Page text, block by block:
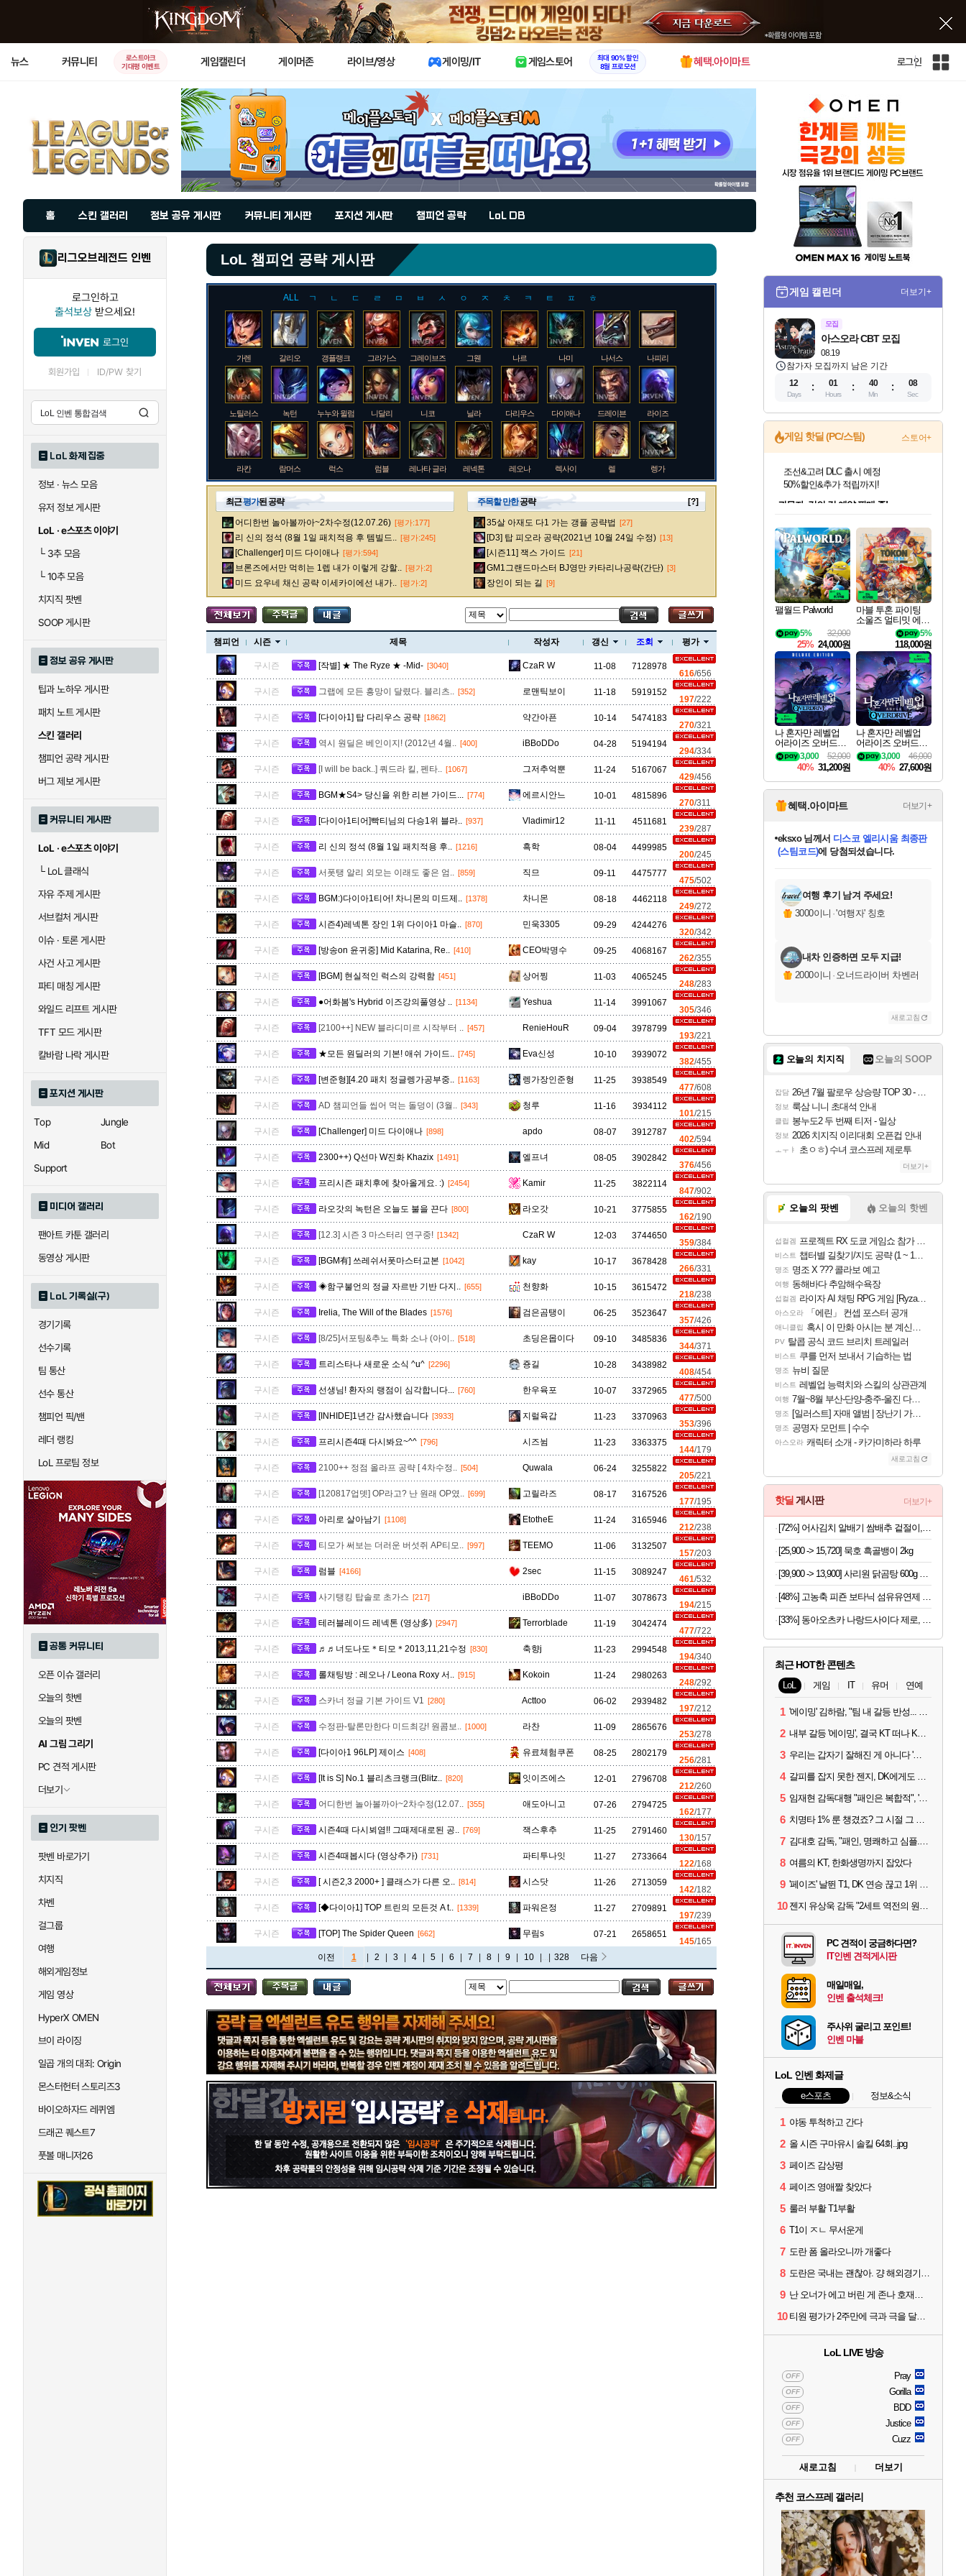
X
뉴스 커뮤니티
로스트아크
기대평 이벤트
게임캘린더 게이머존 라이브/영상 게이밍/IT 게임스토어
최대 90% 할인
8월 프로모션
혜택.아이마트 로그인
인
홈 스킨 갤러리 정보 공유 게시판 커뮤니티 게시판 포지션 게시판 챔피언 공략 LoL DB
리그오브레전드 인벤
로그인하고
출석보상 받으세요!
로그인
회원가입 ID/PW 찾기
LoL 화제 집중
정보 · 뉴스 모음
유저 정보 게시판
LoL · e스포츠 이야기
└3추 모음
└10추 모음
치지직 팟벤
SOOP 게시판
정보 공유 게시판
팁과 노하우 게시판
패치 노트 게시판
스킨 갤러리
챔피언 공략 게시판
버그 제보 게시판
커뮤니티 게시판
LoL · e스포츠 이야기
└LoL 클래식
자유 주제 게시판
서브컬처 게시판
이슈 · 토론 게시판
사건 사고 게시판
파티 매칭 게시판
와일드 리프트 게시판
TFT 모드 게시판
칼바람 나락 게시판
포지션 게시판
Top
Jungle
Mid
Bot
Support
미디어 갤러리
팬아트 카툰 갤러리
동영상 게시판
LoL 기록실(구)
경기기록
선수기록
팀 통산
선수 통산
챔피언 픽/밴
레더 랭킹
LoL 프로팀 정보
공통 커뮤니티
오픈 이슈 갤러리
오늘의 핫벤
오늘의 팟벤
AI 그림 그리기
PC 견적 게시판
더보기
인기 팟벤
팟벤 바로가기
치지직
차벤
걸그룹
여행
해외게임정보
게임 영상
HyperX OMEN
브이 라이징
일곱 개의 대죄: Origin
몬스터헌터 스토리즈3
바이오하자드 레퀴엠
드래곤 퀘스트7
풋볼 매니저26
LoL 챔피언 공략 게시판
ALL ㄱ ㄴ ㄷ ㄹ ㅁ ㅂ ㅅ ㅇ ㅈ ㅊ ㅋ ㅌ ㅍ ㅎ
가렌 갈리오 갱플랭크 그라가스 그레이브즈 그웬 나르 나미 나서스 나피리
노틸러스 녹턴 누누와 윌럼프 니달리 니코 닐라 다리우스 다이애나 드레이븐 라이즈
라칸 람머스 럭스 럼블 레나타 글라스크 레넥톤 레오나 렉사이 렐 렝가
로크 루시안 룰루 르블랑 리 신 리븐 리산드라 릴리아 마스터 이
말자하 말파이트 멜 모데카이저 모르가나 문도 박사 미스 포츈
바이 베이가 베인 벡스 벨베스 벨코즈 볼리베어 브라움 브라이어 브랜드
블라디미르 블리츠크랭크 비에고 빅토르 뽀삐 사미라 사이온 사일러스 샤코 세나
세라핀 세주아니 세트 소나 소라카 쉔 쉬바나 스몰더 스웨인 스카너
시비르 신 짜오 신드라 신지드 쓰레쉬 아리 아무무 아우렐리온 솔 아이번 아지르
아칼리
에코 엘리스 오공 오로라 오른 오리아나 올라프 요네 요릭 우디르
우르곳 워윅 유나라 유미 이렐리아 이블린 이즈리얼 일라오이 자르반 4세 자야
자이라 자크
진 질리언 징크스 초가스 카르마 카밀 카사딘 카서스 카시오페아
카이사 카직스 카타리나 칼리스타 케넨 케인 코그모 코르키
크산테 클레드 키아나 킨드레드 타릭 탈론 탐 켄치 트런들
트리스타나
하이머딩거 헤카림 흐웨이
최근평가된 공략
어디한번 놀아볼까아~2차수정(12.07.26) [평가:177]
리 신의 정석 (8월 1일 패치적용 후 템빌드.. [평가:245]
[Challenger] 미드 다이애나 [평가:594]
브론즈에서만 먹히는 1렙 내가 이렇게 강할.. [평가:2]
미드 요우네 채신 공략 이세카이에선 내가.. [평가:2]
주목할 만한공략 [?]
35살 아재도 다1 가는 갱플 공략법 [27]
[D3] 탑 피오라 공략(2021년 10월 24일 수정) [13]
[시즌11] 잭스 가이드 [21]
GM1그랜드마스터 BJ영만 카타리나공략(간단) [3]
장인이 되는 길 [9]
챔피언 시즌 제목 작성자 갱신 조회 평가
구시즌 [작별] ★ The Ryze ★ -Mid- [3040] CzaR W 11-08 7128978
616/656
구시즌
그랩에 모든 흥망이 달렸다. 블리츠.. [352] 로맨틱보이 11-18 5919152
197/222
구시즌
[다이아1] 탑 다리우스 공략 [1862] 약간아픈 10-14 5474183
270/321
구시즌
역시 원딜은 베인이지! (2012년 4월.. [400] iBBoDDo 04-28 5194194
294/334
구시즌
[I will be back..] 쿼드라 킬, 펜타.. [1067] 그저추억뿐 11-24 5167067
429/456
구시즌
BGM★S4> 당신을 위한 리븐 가이드... [774] 에르시안느 10-01 4815896
270/311
구시즌
[다이아1티어]빡티님의 다승1위 블라.. [937] Vladimir12 11-11 4511681
239/287
구시즌
리 신의 정석 (8월 1일 패치적용 후.. [1216] 흑학 08-04 4499985
200/245
구시즌
서폿탱 알리 외모는 이래도 좋은 엄.. [859] 직므 09-11 4475777
475/502
구시즌
BGM:)다이아1티어! 차니몬의 미드제.. [1378] 차니몬 08-18 4462118
249/272
구시즌
시즌4)레넥톤 장인 1위 다이아1 마슬.. [870] 민욱3305 09-29 4244276
320/342
구시즌
[방송on 윤귀중] Mid Katarina, Re.. [410] CEO박명수 09-25 4068167
262/355
구시즌
[BGM] 현실적인 럭스의 강력함 [451] 상어찡 11-03 4065245
248/283
구시즌
●어화봄's Hybrid 이즈강의풀영상 .. [1134] Yeshua 11-14 3991067
305/346
구시즌
[2100++] NEW 블라디미르 시작부터 .. [457] RenieHouR 09-04 3978799
193/221
구시즌
★모든 원딜러의 기본! 애쉬 가이드.. [745] Eva신성 10-10 3939072
382/455
구시즌
[변준형][4.20 패치 정글렝가공부중.. [1163] 렝가장인준형 11-25 3938549
477/608
구시즌
AD 챔피언들 씹어 먹는 돌덩이 (3월.. [343] 청루 11-16 3934112
101/215
구시즌
[Challenger] 미드 다이애나 [898] apdo 08-07 3912787
402/594
구시즌
2300++) Q선마 W진화 Khazix [1491] 엘프녀 08-05 3902842
376/456
구시즌
프리시즌 패치후에 찾아올게요. :) [2454] Kamir 11-25 3822114
847/902
구시즌
라오갓의 녹턴은 오늘도 불을 끈다 [800] 라오갓 10-21 3775855
162/190
구시즌
[12.3] 시즌 3 마스터리 연구중! [1342] CzaR W 12-03 3744650
359/384
구시즌
[BGM有] 쓰레쉬서폿마스터교본 [1042] kay 10-17 3678428
266/331
구시즌
◈함구불언의 정글 자르반 기반 다지.. [655] 천향화 10-15 3615472
218/238
구시즌
Irelia, The Will of the Blades [1576] 검은곰탱이 06-25 3523647
357/426
구시즌
[8/25]서포팅&추노 특화 소나 (아이.. [518] 초딩은몹이다 09-10 3485836
344/371
구시즌
트리스타나 새로운 소식 ^u^ [2296] 죵길 10-28 3438982
408/454
구시즌
선생님! 환자의 랭점이 심각합니다... [760] 한우육포 10-07 3372965
477/500
구시즌
[INHIDE]1년간 감사했습니다 [3933] 지럴육갑 11-23 3370963
353/396
구시즌
프리시즌4때 다시봐요~^^ [796] 시즈뉨 11-23 3363375
144/179
구시즌
2100++ 정점 올라프 공략 [ 4차수정.. [504] Quwala 06-24 3255822
205/221
구시즌
[120817업뎃] OP라고? 난 원래 OP였.. [699] 고릴라즈 08-17 3167526
177/195
구시즌
아리로 살아남기 [1108] EtotheE 11-24 3165946
212/238
구시즌
티모가 써보는 더러운 버섯쥐 AP티모.. [997] TEEMO 11-06 3132507
157/203
구시즌
럼블 [4166] 2sec 11-15 3089247
461/532
구시즌
사기탱킹 탑솔로 초가스 [217] iBBoDDo 11-07 3078673
194/215
구시즌
테러블레이드 레넥톤 (영상多) [2947] Terrorblade 11-19 3042474
477/722
구시즌
♬♬너도나도＊티모＊2013,11,21수정 [830] 축향j 11-23 2994548
194/340
구시즌
롤채팅방 : 레오나 / Leona Roxy 서.. [915] Kokoin 11-24 2980263
248/292
구시즌
스카너 정글 기본 가이드 V1 [280] Acttoo 06-02 2939482
197/212
구시즌
수정판-탈론만한다 미드최강! 원콤보.. [1000] 라찬 11-09 2865676
253/278
구시즌
[다이아1 96LP] 제이스 [408] 유료체험쿠폰 08-25 2802179
256/281
구시즌
[It is S] No.1 블리츠크랭크(Blitz.. [820] 잇이즈에스 12-01 2796708
212/260
구시즌
어디한번 놀아볼까아~2차수정(12.07.. [355] 애도아니고 07-26 2794725
162/177
구시즌
시즌4때 다시뵈염!! 그때제대로된 공.. [769] 잭스후추 11-25 2791460
130/157
구시즌
시즌4때봅시다 (영상추가) [731] 파티투나잇 11-27 2733664
122/168
구시즌
[ 시즌2,3 2000+ ] 클래스가 다른 오.. [814] 시스닷 11-26 2713059
142/182
구시즌
[◆다이아1] TOP 트린의 모든것 A t.. [1339] 파워은정 11-27 2709891
197/239
구시즌
[TOP] The Spider Queen [662] 무림s 07-21 2658651
145/165
이전
1 2 3 4 5 6 7 8 9 10 ... 328 다음
게임 캘린더 더보기+
모집
08.19
아스오라 CBT 모집
참가자 모집까지 남은 기간
12
Days
01
Hours
40
Min
07
Sec
게임 핫딜 (PC/스팀) 스토어+
최대 90% 할인가를 만나보세요!
네이버혜택과 함께 만나보세요!
50%할인&추가 적립까지!
귀무자: 검의 길 예약 판매 중!
10% 할인과
네이버 혜택가와 함께 예약하세요!
할인&네이버혜택으로 만나보세요!
네이버페이 혜택과 만나보세요!
40주년 프로모션으로 만나보세요!
네이버 포인트 혜택까지!
할인가에 만나보세요!
일부 에디션 상시 할인!
혜택으로 예약 판매 중
편안하게 충전하세요
팰월드 Palworld
32,000
5%
25% 24,000원
마블 투혼 파이팅
소울즈 얼티밋 에디
션 예약구매 MARV
EL Tokon Fighting S
ouls Ultimate Edition
Pre-Purchase
5%
118,000원
나 혼자만 레벨업
어라이즈 오버드라
이브 디럭스 에디션
Solo Leveling Arise
Overdrive Deluxe Edi
tion
52,000
3,000
40% 31,200원
나 혼자만 레벨업
어라이즈 오버드라
이브 Solo Leveling A
rise
46,000
3,000
40% 27,600원
혜택.아이마트 더보기+
당첨되셨습니다.
당첨되셨습니다.
eksxo님께서 디스코 엘리시움 최종판
(스팀코드)에 당첨되셨습니다.
당첨되셨습니다.
당첨되셨습니다.
에디션 (스팀코드) 를 교환.
당첨되셨습니다.
당첨되셨습니다.
당첨되셨습니다.
당첨되셨습니다.
여행 후기 남겨 주세요!
3000이니 ·'여행자' 칭호
내차 인증하면 모두 지급!
2000이니 · 오너드라이버 차벤러
새로고침
오늘의 치지직 오늘의 SOOP
잡담 26년 7월 팔로우 상승량 TOP 30 - 월간 치지직
정보 룩삼 니니 초대석 안내
클립 봉누도2 두 번째 티저 - 일상
정보 2026 치지직 이리대회 오픈컵 안내
ㅗㅜㅑ 초ㅇㅎ) 수녀 코스프레 제로투
더보기+
오늘의 팟벤 오늘의 핫벤
섭컬겜 프로젝트 RX 도쿄 게임쇼 참가 결정
비스트 챕터별 길찾기/지도 공략 (1 ~ 12장)
명조 명조 X ??? 콜라보 예고
여행 동해바다 추암해수욕장
섭컬겜 라이자 AI 채팅 RPG 게임 [RyzaChat: AI] 공개
아스오라 「에린」 컨셉 포스터 공개
애니클립 혹시 이 만화 아시는 분 계신가요
PV 탈콥 공식 코드 브리치 트레일러
비스트 쿠를 먼저 보내서 기습하는 법
명조 뉴비 질문
비스트 레벨업 능력치와 스킬의 상관관계
여행 7월~8월 부산-단양-충주-울진 다녀왔어요~
명조 [일러스트] 자매 앨범 | 장난기 가득한 오후의 공원 (리메이크판)
명조 공명자 모먼트 | 수수
아스오라 캐릭터 소개 - 카가미하라 하루
새로고침
핫딜 게시판 더보기+
[25,900 -> 15,720] 묵호 흑골뱅이 2kg
[33%] 동아오츠카 나랑드사이다 제로, 오리지널, 345ml, 24개
최근 HOT한 콘텐츠
LoL 게임 IT 유머 연예
1 '에이밍' 김하람, "팀 내 갈등 반성... 끝까지 뛰고 싶었다"
2 내부 갈등 '에이밍', 결국 KT 떠나 KRX로...'지우'와 트레이드
3 우리는 갑자기 잘해진 게 아니다 '씨맥' 김대호 감독의 자신감
4 갈피를 잡지 못한 젠지, DK에게도 0:2 패배
5 임재현 감독대행 "패인은 복합적", '도란' "팀에 과부하 왔다"
6 치명타 1% 룬 챙겼죠? 그 시절 그 감성 '롤 클래식' 30일 출시
7 김대호 감독, "패인, 명쾌하고 심플...다시 힘낼 수 있어"
8 여름의 KT, 한화생명까지 잡았다
9 '페이즈' 날뛴 T1, DK 연승 끊고 1위 지켜
10 젠지 유상욱 감독 "2세트 역전의 원인...너무 급했다"
PC 견적이 궁금하다면?
IT인벤 견적게시판
매일매일,
인벤 출석체크!
주사위 굴리고 포인트!
인벤 마블
LoL 인벤 화제글
e스포츠 정보&소식
1 야동 투척하고 간다
2 올 시즌 구마유시 솔킬 64회..jpg
3 페이즈 감상평
4 페이즈 영애짤 찾았다
5 룰러 부활 T1부활
6 T1이 ㅈㄴ 무서운게
7 도란 폼 올라오니까 개좋다
8 도란은 국내는 괜찮아. 걍 해외경기가 개 쓰레기라 그래
9 난 오너가 에고 버린 게 존나 호재라고 봄
10 티원 평가가 2주만에 극과 극을 달리고 있네
LoL LIVE 방송
OFF Pray
OFF Gorilla
OFF BDD
OFF Justice
OFF Cuzz
새로고침 더보기
추천 코스프레 갤러리